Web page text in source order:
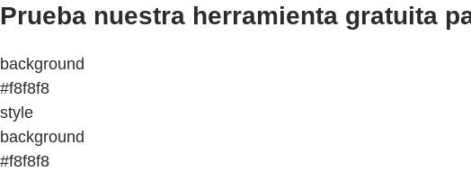
Prueba nuestra herramienta gratuita
background
#f8f8f8
style
background
#f8f8f8